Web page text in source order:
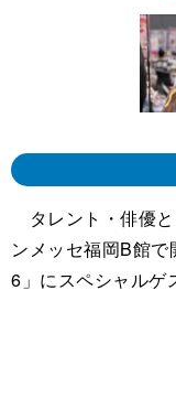
タレント・俳優
ンメッセ福岡B館
6」にスペシャルゲ